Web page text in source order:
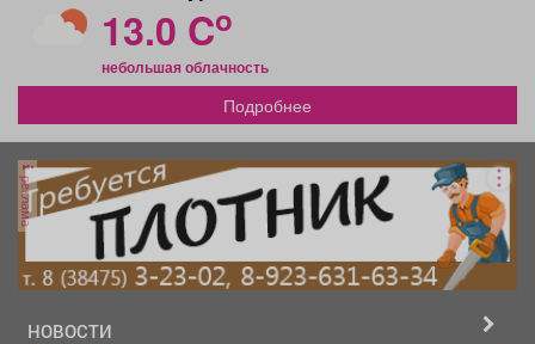
13.0 Co
небольшая облачность
Подробнее
реклама
НОВОСТИ